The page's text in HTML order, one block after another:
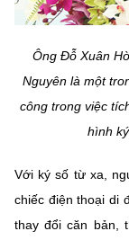
Ông Đỗ Xuân
Nguyên là một
công trong việc
hình
Với ký số từ xa,
chiếc điện thoại di
thay đổi căn bản,